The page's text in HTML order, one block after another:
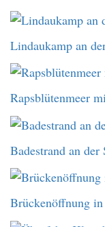
Lindaukamp an
Rapsblütenmeer
Badestrand an der
Brückenöffnung